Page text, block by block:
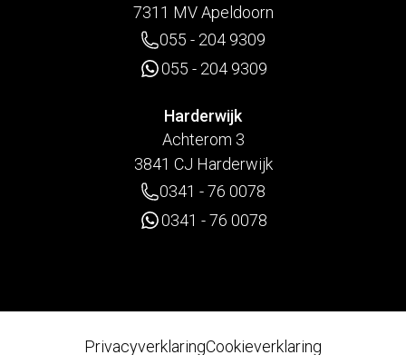
7311 MV Apeldoorn
055 - 204 9309
055 - 204 9309
Harderwijk
Achterom 3
3841 CJ Harderwijk
0341 - 76 0078
0341 - 76 0078
PrivacyverklaringCookieverklaring